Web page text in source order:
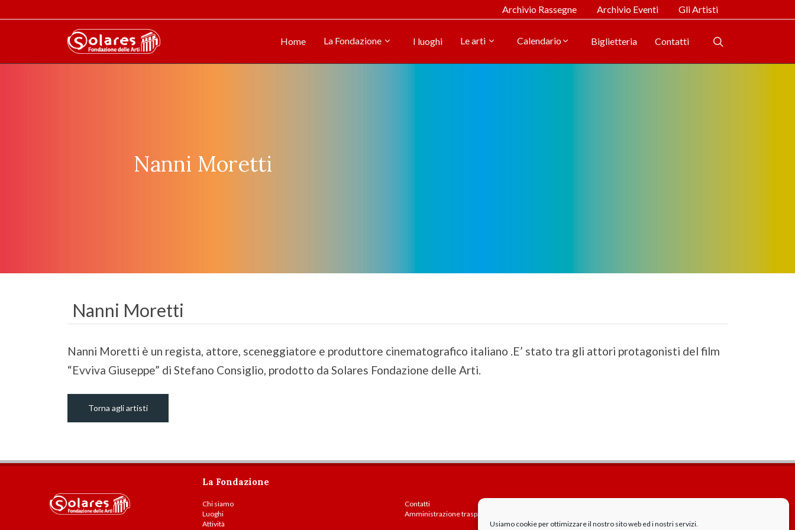
Usiamo cookie per ottimizzare il nostro sito web ed i nostri servizi.
Archivio Rassegne Archivio Eventi Gli Artisti
Home La Fondazione I luoghi Le arti Calendario Biglietteria Contatti
Nanni Moretti
Nanni Moretti
Nanni Moretti è un regista, attore, sceneggiatore e produttore cinematografico italiano .E’ stato tra gli attori protagonisti del film
“Evviva Giuseppe” di Stefano Consiglio, prodotto da Solares Fondazione delle Arti.
Torna agli artisti
La Fondazione
Chi siamo
Luoghi
Attività
Contatti
Amministrazione trasparente